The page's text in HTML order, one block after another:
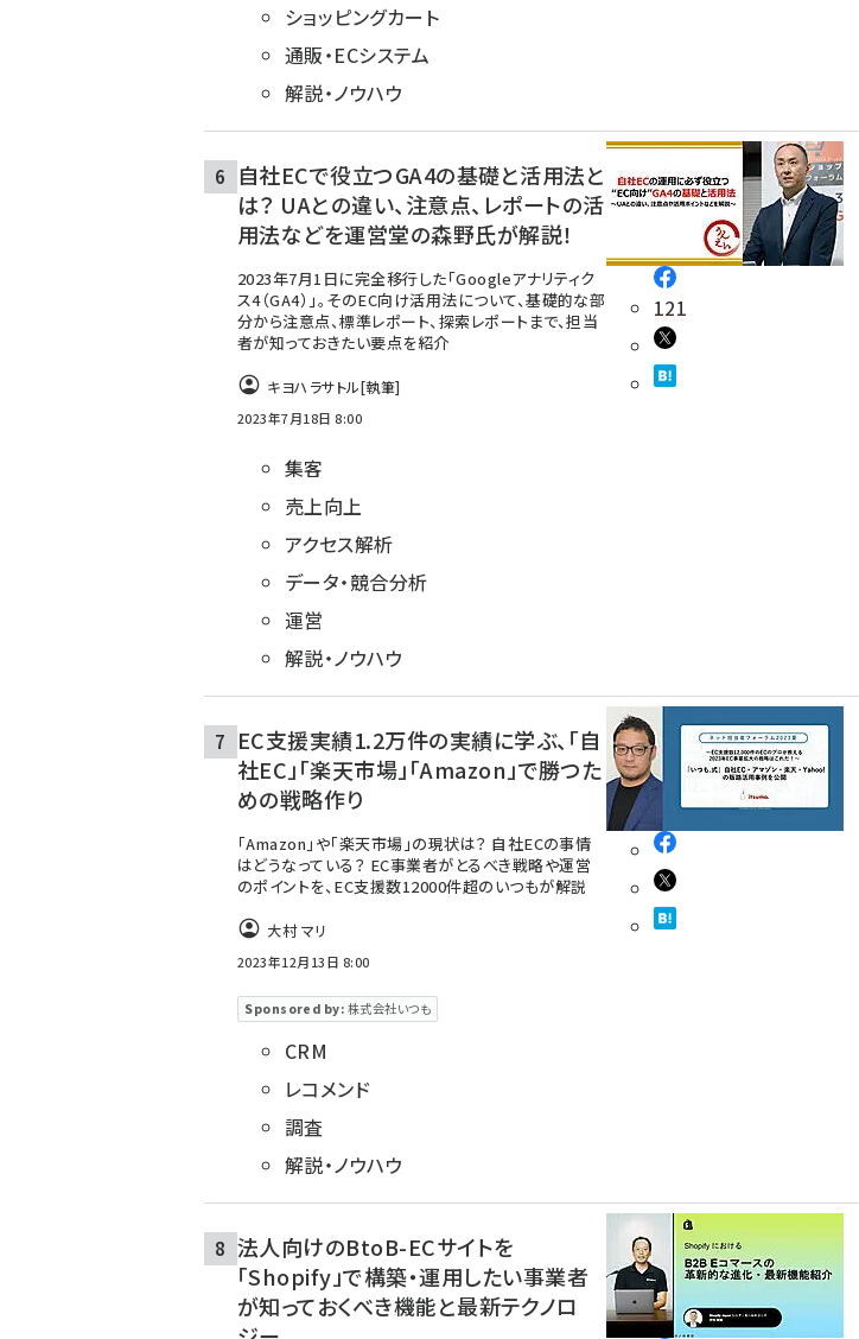
ショッピングカート
通販・ECシステム
解説・ノウハウ
自社ECで役立つGA4の基礎と活用法と
は？ UAとの違い、注意点、レポートの活
用法などを運営堂の森野氏が解説！
2023年7月1日に完全移行した「Googleアナリティク
ス4（GA4）」。そのEC向け活用法について、基礎的な部
分から注意点、標準レポート、探索レポートまで、担当
者が知っておきたい要点を紹介
キヨハラサトル[執筆]
2023年7月18日 8:00
121
集客
売上向上
アクセス解析
データ・競合分析
運営
解説・ノウハウ
EC支援実績1.2万件の実績に学ぶ、「自
社EC」「楽天市場」「Amazon」で勝つた
めの戦略作り
「Amazon」や「楽天市場」の現状は？ 自社ECの事情
はどうなっている？ EC事業者がとるべき戦略や運営
のポイントを、EC支援数12000件超のいつもが解説
大村 マリ
2023年12月13日 8:00
Sponsored by: 株式会社いつも
CRM
レコメンド
調査
解説・ノウハウ
法人向けのBtoB-ECサイトを
「Shopify」で構築・運用したい事業者
が知っておくべき機能と最新テクノロ